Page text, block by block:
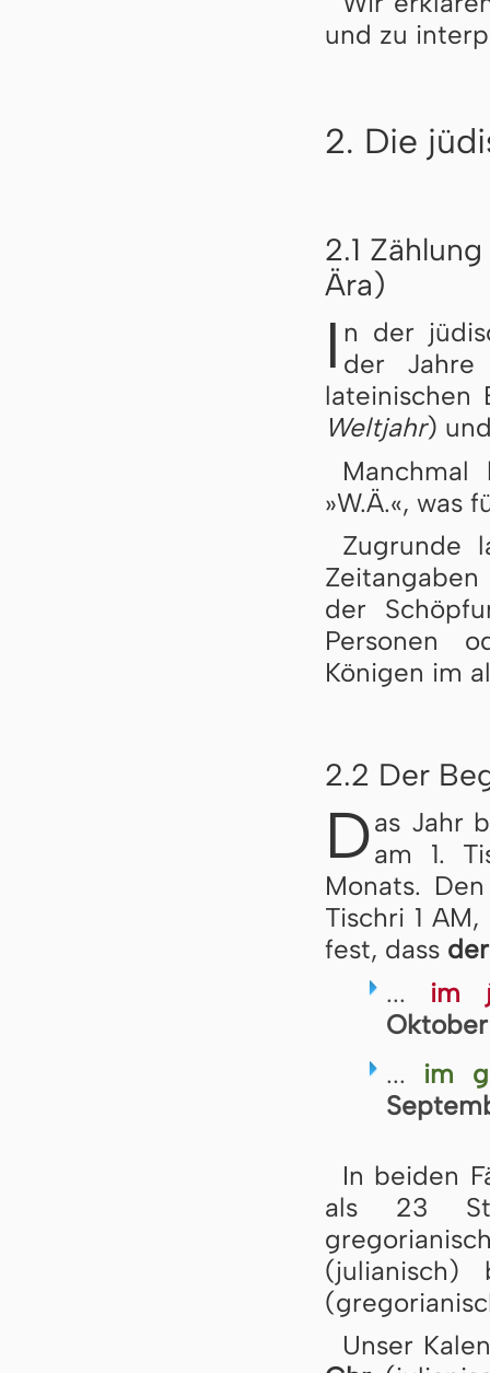
und zu
2. Die
2.1
Ära)
I n der
der
Weltjahr)
»W.Ä.«, was
Zugrunde
der
Personen
Königen im
2.2 Der
Das Jahr
am 1.
Monats.
Tischri 1
fest, dass
... im
Oktober
... im
In beiden
als 23
Unser